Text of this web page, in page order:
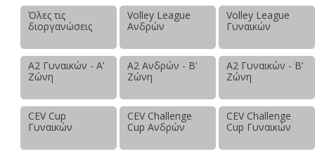
Όλες τις
διοργανώσεις
Volley League
Ανδρών
Volley League
Γυναικών
Α2 Γυναικών - Α’
Ζώνη
Α2 Ανδρών - Β’
Ζώνη
Α2 Γυναικών - Β’
Ζώνη
CEV Cup
Γυναικών
CEV Challenge
Cup Ανδρών
CEV Challenge
Cup Γυναικών